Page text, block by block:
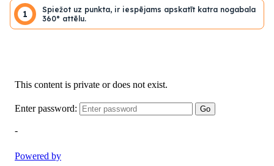
1
Spiežot uz punkta, ir iespējams apskatīt katra nogabala
360° attēlu.